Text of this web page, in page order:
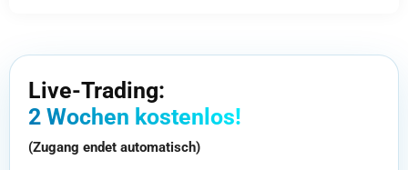
Live-Trading:
2 Wochen kostenlos!
(Zugang endet automatisch)